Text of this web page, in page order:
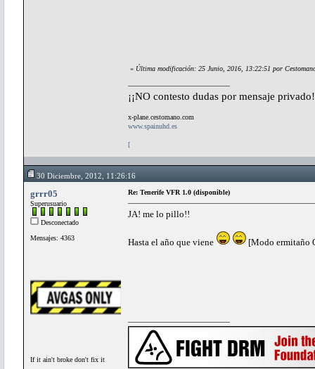
« Última modificación: 25 Junio, 2016, 13:22:51 por
¡¡NO contesto dudas por mensaje
x-plane.cestomano.com
www.spainuhd.es
[
30 Diciembre, 2012, 11:26:16
grrr05
Superusuario
Desconectado
Mensajes: 4363
If it ain't broke don't fix it
Re: Tenerife VFR 1.0 (disponible)
JA! me lo pillo!!
Hasta el año que viene [Modo ermitaño